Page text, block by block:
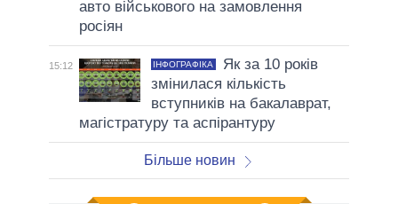
авто військового на замовлення
росіян
15:12 ІНФОГРАФІКА
Як за 10 років
змінилася кількість
вступників на бакалаврат,
магістратуру та аспірантуру
Більше новин